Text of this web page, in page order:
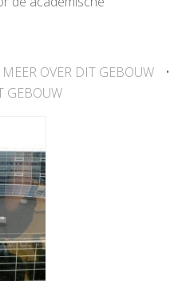
MEER OVER DIT GEBOUW
•
GEBOUW